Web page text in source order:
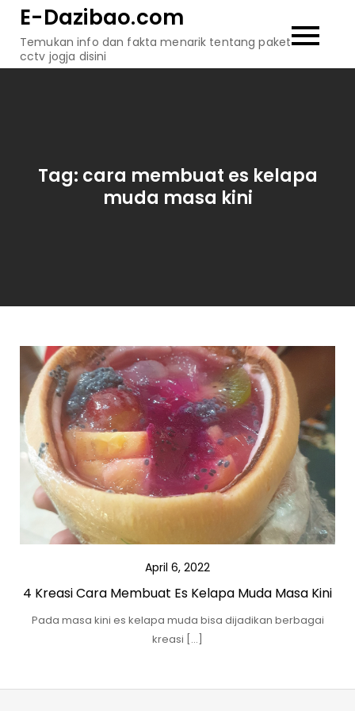
content
E-Dazibao.com
Temukan info dan fakta menarik tentang paket
cctv jogja disini
Tag: cara membuat es kelapa
muda masa kini
April 6, 2022
4 Kreasi Cara Membuat Es Kelapa Muda Masa Kini
Pada masa kini es kelapa muda bisa dijadikan berbagai
kreasi […]